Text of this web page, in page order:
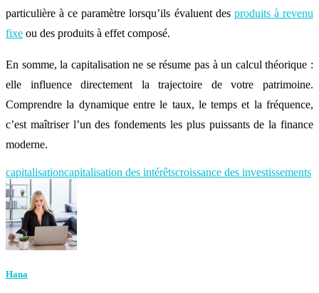
particulière à ce paramètre lorsqu’ils évaluent des produits à revenu
fixe ou des produits à effet composé.
En somme, la capitalisation ne se résume pas à un calcul théorique :
elle influence directement la trajectoire de votre patrimoine.
Comprendre la dynamique entre le taux, le temps et la fréquence,
c’est maîtriser l’un des fondements les plus puissants de la finance
moderne.
capitalisationcapitalisation des intérêtscroissance des investissements
Hana